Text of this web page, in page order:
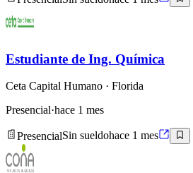
Estudiante de Ing. Química
Ceta Capital Humano · Florida
Presencial·hace 1 mes
PresencialSin sueldohace 1 mes